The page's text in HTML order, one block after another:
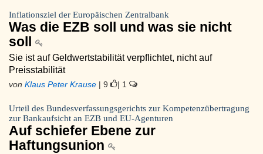
Inflationsziel der Europäischen Zentralbank
Was die EZB soll und was sie nicht
soll
Sie ist auf Geldwertstabilität verpflichtet, nicht auf
Preisstabilität
von Klaus Peter Krause | 9 | 1
Urteil des Bundesverfassungsgerichts zur Kompetenzübertragung
zur Bankaufsicht an EZB und EU-Agenturen
Auf schiefer Ebene zur
Haftungsunion